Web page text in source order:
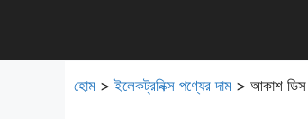
হোম >ইলেকট্রনিক্স পণ্যের দাম > আকাশ